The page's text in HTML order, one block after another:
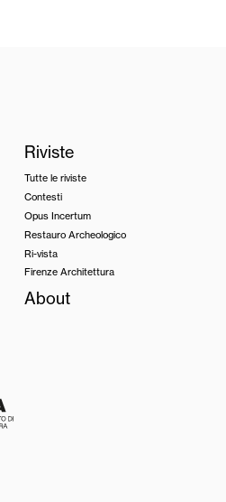
Riviste
Tutte le riviste
Contesti
Opus Incertum
Restauro Archeologico
Ri-vista
Firenze Architettura
About